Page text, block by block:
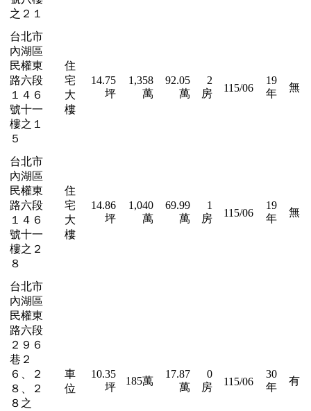
之２１
台北市
內湖區
民權東
路六段
１４６
號十一
樓之１
５
住
宅
大
樓
14.75
坪
1,358
萬
92.05
萬
2
房
115/06
19
年
無
台北市
內湖區
民權東
路六段
１４６
號十一
樓之２
８
住
宅
大
樓
14.86
坪
1,040
萬
69.99
萬
1
房
115/06
19
年
無
台北市
內湖區
民權東
路六段
２９６
巷２
６、２
８、２
８之
車
位
10.35
坪
185萬
17.87
萬
0
房
115/06
30
年
有